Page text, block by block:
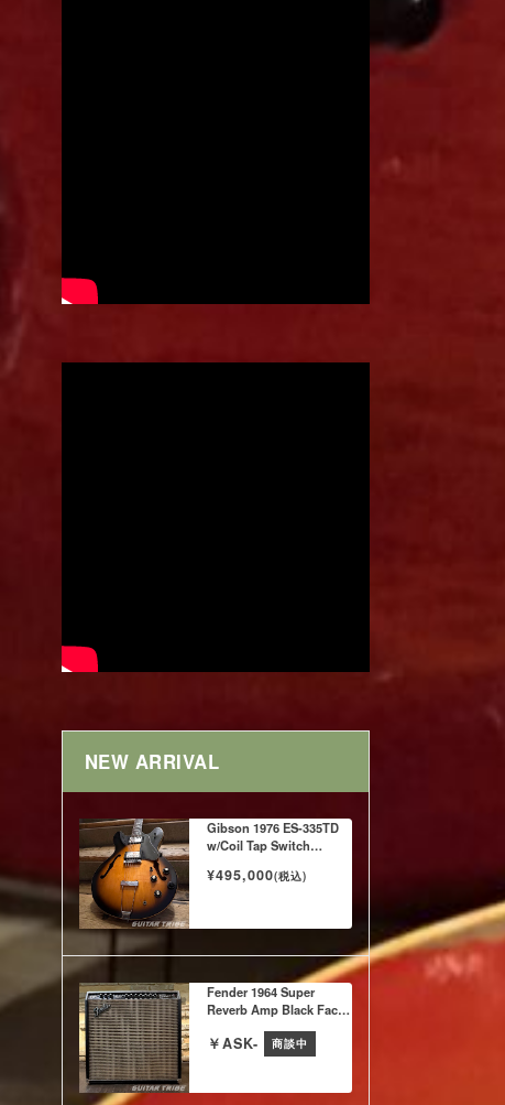
NEW ARRIVAL
Gibson 1976 ES-335TD
w/Coil Tap Switch
¥495,000(税込)
Fender 1964 Super
Reverb Amp Black Face
Jensen SP × 4
￥ASK- 商談中